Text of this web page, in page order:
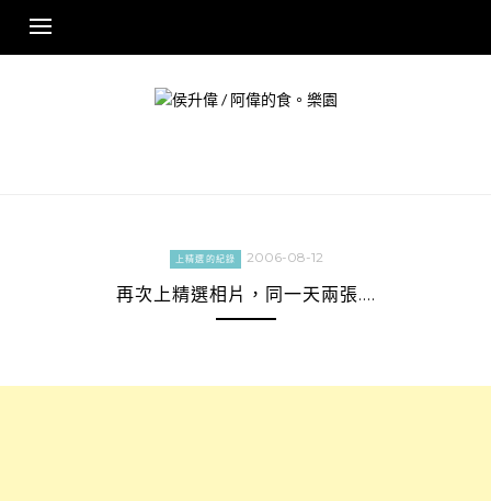
content
上精選的紀錄 2006-08-12
再次上精選相片，同一天兩張….